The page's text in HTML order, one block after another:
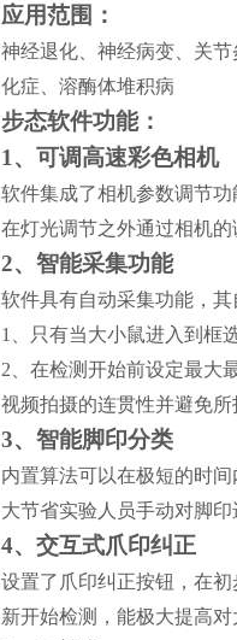
应用范围：
神经退化、神经病变、关
化症、溶酶体堆积病
步态软件功能：
1、可调高速彩色相机
软件集成了相机参数调节
在灯光调节之外通过相机的
2、智能采集功能
软件具有自动采集功能，其
1、只有当大小鼠进入到框
2、在检测开始前设定最大
视频拍摄的连贯性并避免所
3、智能脚印分类
内置算法可以在极短的时
大节省实验人员手动对脚印
4、交互式爪印纠正
设置了爪印纠正按钮，在
新开始检测，能极大提高对